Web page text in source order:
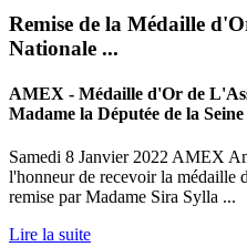
Remise de la Médaille
Nationale ...
AMEX - Médaille d'Or de
Madame la Députée de la
Samedi 8 Janvier 2022 AMEX
l'honneur de recevoir la médaille
remise par Madame Sira Sylla ...
Lire la suite